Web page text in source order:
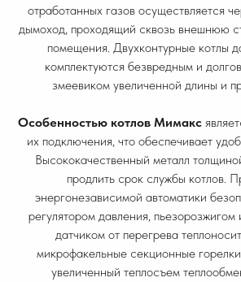
отработанных газов осуществляется
дымоход, проходящий сквозь внешнюю
помещения. Двухконтурные котлы
комплектуются безвредным и
змеевиком увеличенной длины и
Особенностью котлов Мимакс
их подключения, что обеспечивает
Высококачественный металл
продлить срок службы котлов.
энергонезависимой автоматики
регулятором давления,
датчиком от перегрева
микрофакельные секционные
увеличенный теплосъем